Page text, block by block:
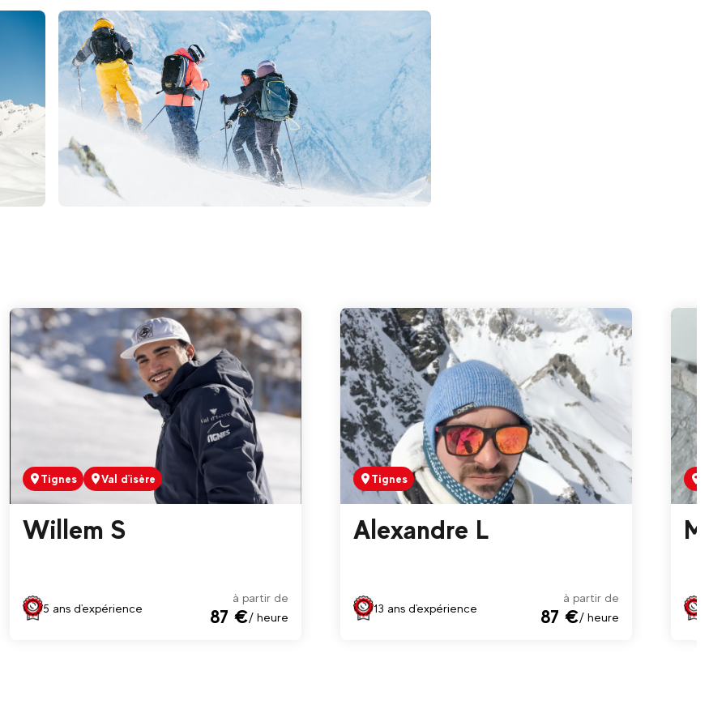
randonnée
Engagement privé
Tignes Val d'isère
Willem S
5 ans d'expérience
à partir de
87 €/ heure
Tignes
Alexandre L
13 ans d'expérience
à partir de
87 €/ heure